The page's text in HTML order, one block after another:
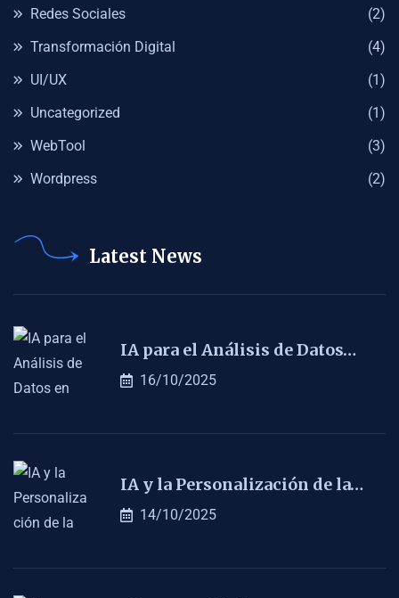
Redes Sociales
(2)
Transformación Digital
(4)
UI/UX
(1)
Uncategorized
(1)
WebTool
(3)
Wordpress
(2)
Latest News
IA para el Análisis de Datos…
16/10/2025
IA y la Personalización de la…
14/10/2025